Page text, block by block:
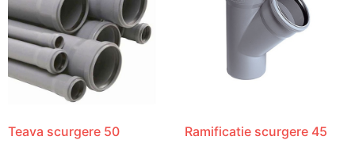
Teava scurgere 50 Ramificatie scurgere 45